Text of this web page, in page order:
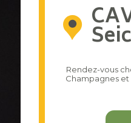
Rendez-vous
Champagnes